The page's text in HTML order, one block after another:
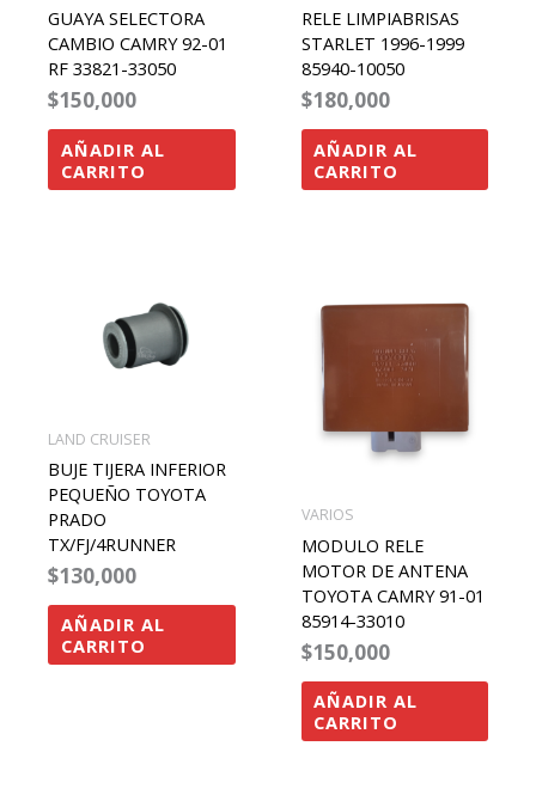
GUAYA SELECTORA
CAMBIO CAMRY 92-01
RF 33821-33050
$150,000
AÑADIR AL
CARRITO
RELE LIMPIABRISAS
STARLET 1996-1999
85940-10050
$180,000
AÑADIR AL
CARRITO
LAND CRUISER
BUJE TIJERA INFERIOR
PEQUEÑO TOYOTA
PRADO
TX/FJ/4RUNNER
$130,000
AÑADIR AL
CARRITO
VARIOS
MODULO RELE
MOTOR DE ANTENA
TOYOTA CAMRY 91-01
85914-33010
$150,000
AÑADIR AL
CARRITO